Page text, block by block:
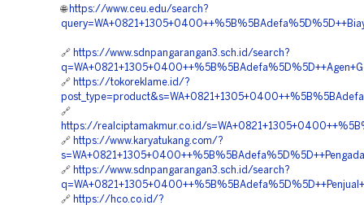
🌐 https://www.ceu.edu/search?
🔗 https://www.sdnpangarangan3.sch.id/search?
🔗 https://tokoreklame.id/?
🔗
https://realciptamakmur.co.id/
🔗 https://www.karyatukang.com/?
🔗 https://www.sdnpangarangan3.sch.id/search?
🔗 https://hco.co.id/?